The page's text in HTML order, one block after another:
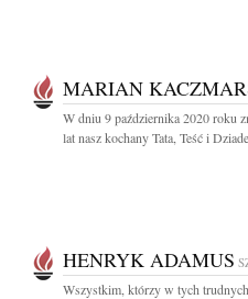
MARIAN
W dniu 9 października 2020 roku
lat nasz kochany Tata, Teść i
HENRYK ADAMUS
Wszystkim, którzy w tych